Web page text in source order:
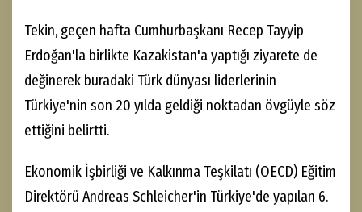
Tekin, geçen hafta Cumhurbaşkanı Recep Tayyip
Erdoğan'la birlikte Kazakistan'a yaptığı ziyarete de
değinerek buradaki Türk dünyası liderlerinin
Türkiye'nin son 20 yılda geldiği noktadan övgüyle söz
ettiğini belirtti.
Ekonomik İşbirliği ve Kalkınma Teşkilatı (OECD) Eğitim
Direktörü Andreas Schleicher'in Türkiye'de yapılan 6.